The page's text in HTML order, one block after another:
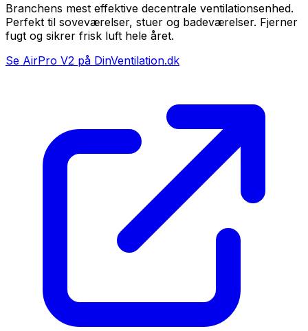
Branchens mest effektive decentrale ventilationsenhed.
Perfekt til soveværelser, stuer og badeværelser. Fjerner
fugt og sikrer frisk luft hele året.
Se AirPro V2 på DinVentilation.dk